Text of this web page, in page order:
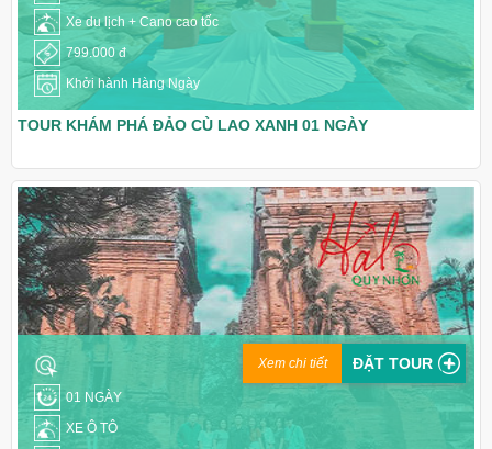
Xe du lịch + Cano cao tốc
799.000 đ
Khởi hành Hàng Ngày
TOUR KHÁM PHÁ ĐẢO CÙ LAO XANH 01 NGÀY
01 NGÀY
XE Ô TÔ
Xem chi tiết ĐẶT TOUR